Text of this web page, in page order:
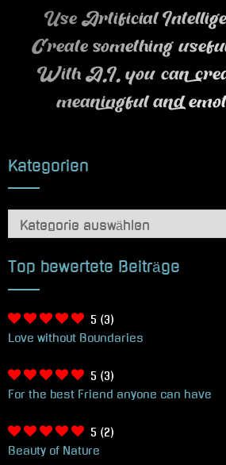
Use Artificial
Create something
With A.I. you can
meaningful and
Kategorien
Kategorien
Top bewertete Beiträge
5 (3)
Love without Boundaries
5 (3)
For the best Friend anyone can have
5 (2)
Beauty of Nature